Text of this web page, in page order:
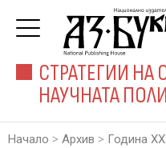
СТРАТЕГИИ НА
НАУЧНАТА
Начало > Архив > Година